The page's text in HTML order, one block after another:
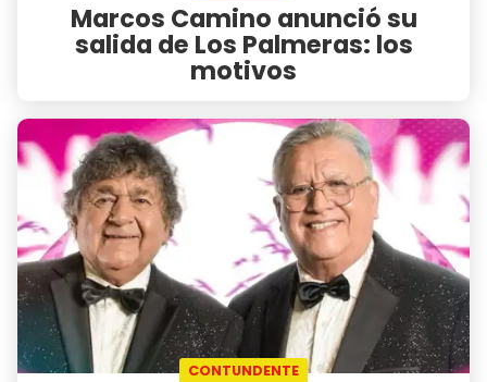
Marcos Camino anunció su
salida de Los Palmeras: los
motivos
CONTUNDENTE